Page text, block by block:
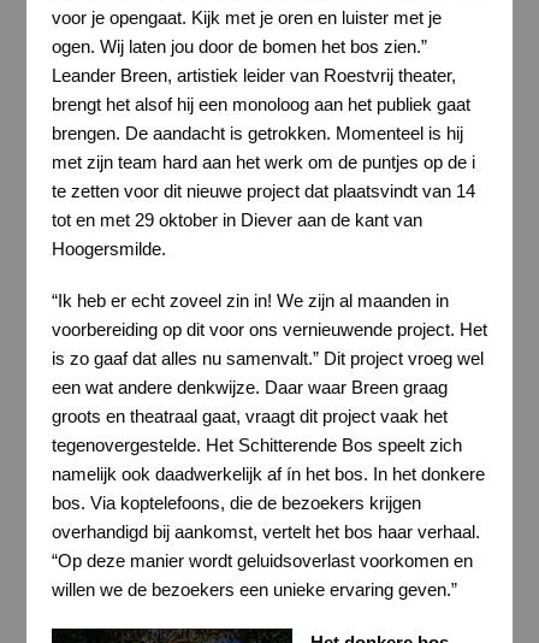
voor je opengaat. Kijk met je oren en luister met je
ogen. Wij laten jou door de bomen het bos zien.”
Leander Breen, artistiek leider van Roestvrij theater,
brengt het alsof hij een monoloog aan het publiek gaat
brengen. De aandacht is getrokken. Momenteel is hij
met zijn team hard aan het werk om de puntjes op de i
te zetten voor dit nieuwe project dat plaatsvindt van 14
tot en met 29 oktober in Diever aan de kant van
Hoogersmilde.
“Ik heb er echt zoveel zin in! We zijn al maanden in
voorbereiding op dit voor ons vernieuwende project. Het
is zo gaaf dat alles nu samenvalt.” Dit project vroeg wel
een wat andere denkwijze. Daar waar Breen graag
groots en theatraal gaat, vraagt dit project vaak het
tegenovergestelde. Het Schitterende Bos speelt zich
namelijk ook daadwerkelijk af ín het bos. In het donkere
bos. Via koptelefoons, die de bezoekers krijgen
overhandigd bij aankomst, vertelt het bos haar verhaal.
“Op deze manier wordt geluidsoverlast voorkomen en
willen we de bezoekers een unieke ervaring geven.”